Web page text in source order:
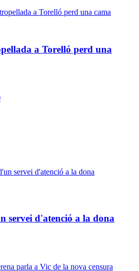
a Torelló perd una
servei d'atenció a la dona